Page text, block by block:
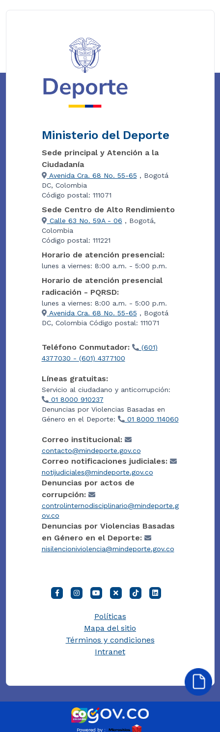
Ministerio del Deporte
Sede principal y Atención a la
Ciudadanía
Avenida Cra. 68 No. 55-65 , Bogotá
DC, Colombia
Código postal: 111071
Sede Centro de Alto Rendimiento
Calle 63 No. 59A - 06 , Bogotá,
Colombia
Código postal: 111221
Horario de atención presencial:
lunes a viernes: 8:00 a.m. - 5:00 p.m.
Horario de atención presencial
radicación - PQRSD:
lunes a viernes: 8:00 a.m. - 5:00 p.m.
Avenida Cra. 68 No. 55-65 , Bogotá
DC, Colombia Código postal: 111071
Teléfono Conmutador:
(601)
4377030 - (601) 4377100
Líneas gratuitas:
Servicio al ciudadano y anticorrupción:
01 8000 910237
Denuncias por Violencias Basadas en
Género en el Deporte:
01 8000 114060
Correo institucional:
contacto@mindeporte.gov.co
Correo notificaciones judiciales:
notijudiciales@mindeporte.gov.co
Denuncias por actos de
corrupción:
controlinternodisciplinario@mindeporte.g
ov.co
Denuncias por Violencias Basadas
en Género en el Deporte:
nisilencioniviolencia@mindeporte.gov.co
Políticas
Mapa del sitio
Términos y condiciones
Intranet
Powered by :